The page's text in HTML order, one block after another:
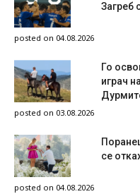
Загреб
posted on 04.08.2026
Го
играч
posted on 03.08.2026
се
posted on 04.08.2026